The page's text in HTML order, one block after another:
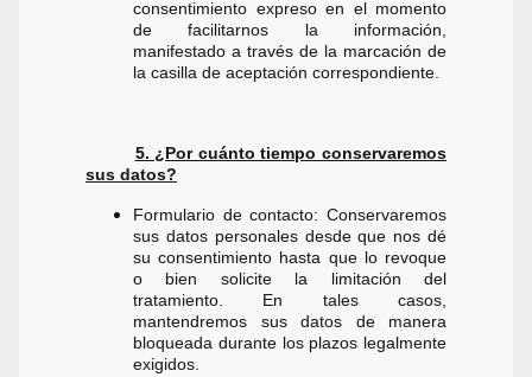
consentimiento expreso en el momento
de facilitarnos la información,
manifestado a través de la marcación de
la casilla de aceptación correspondiente.
5. ¿Por cuánto tiempo conservaremos
sus datos?
Formulario de contacto: Conservaremos
sus datos personales desde que nos dé
su consentimiento hasta que lo revoque
o bien solicite la limitación del
tratamiento. En tales casos,
mantendremos sus datos de manera
bloqueada durante los plazos legalmente
exigidos.